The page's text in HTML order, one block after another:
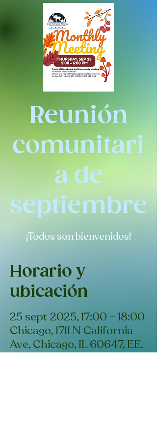
Reunión
comunitari
a de
septiembre
¡Todos son bienvenidos!
Horario y
ubicación
25 sept 2025, 17:00 – 18:00
Chicago, 1711 N California
Ave, Chicago, IL 60647, EE.